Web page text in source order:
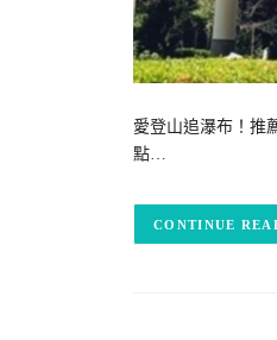
愛登山追瀑布！推
點…
CONTINUE